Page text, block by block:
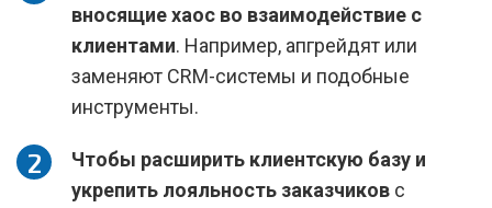
вносящие хаос во взаимодействие с
клиентами. Например, апгрейдят или
заменяют CRM-системы и подобные
инструменты.
Чтобы расширить клиентскую базу и
укрепить лояльность заказчиков с